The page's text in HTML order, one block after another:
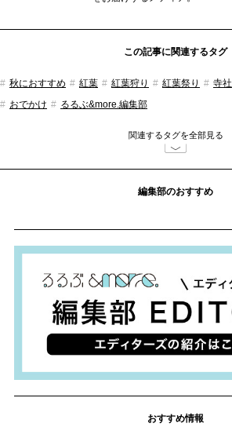
この記事に関連するタグ
秋におすすめ 紅葉 紅葉狩り 紅葉祭り 寺社
おでかけ
るるぶ&more.編集部
関連するタグを全部見る
編集部のおすすめ
おすすめ情報